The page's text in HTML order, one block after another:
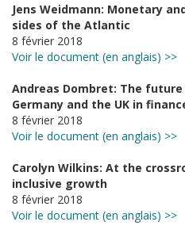
Jens Weidmann: Monetary
sides of the Atlantic
8 février 2018
Voir le document (en anglais) >>
Andreas Dombret: The
Germany and the UK in
8 février 2018
Voir le document (en anglais) >>
Carolyn Wilkins: At the
inclusive growth
8 février 2018
Voir le document (en anglais) >>